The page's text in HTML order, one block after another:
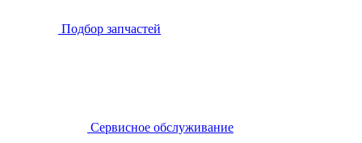
Подбор запчастей
Сервисное обслуживание